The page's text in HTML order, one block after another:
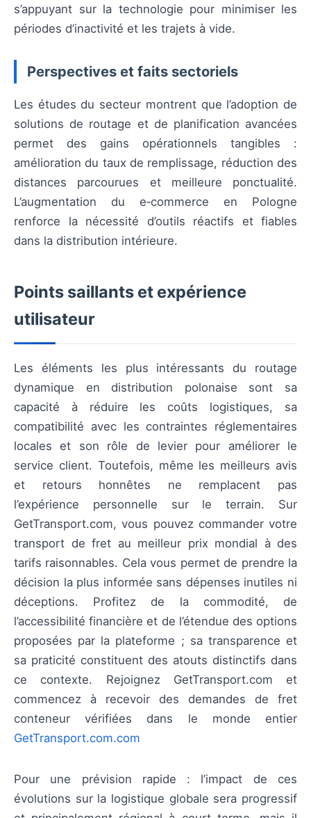
s’appuyant sur la technologie pour minimiser les
périodes d’inactivité et les trajets à vide.
Perspectives et faits sectoriels
Les études du secteur montrent que l’adoption de
solutions de routage et de planification avancées
permet des gains opérationnels tangibles :
amélioration du taux de remplissage, réduction des
distances parcourues et meilleure ponctualité.
L’augmentation du e‑commerce en Pologne
renforce la nécessité d’outils réactifs et fiables
dans la distribution intérieure.
Points saillants et expérience
utilisateur
Les éléments les plus intéressants du routage
dynamique en distribution polonaise sont sa
capacité à réduire les coûts logistiques, sa
compatibilité avec les contraintes réglementaires
locales et son rôle de levier pour améliorer le
service client. Toutefois, même les meilleurs avis
et retours honnêtes ne remplacent pas
l’expérience personnelle sur le terrain. Sur
GetTransport.com, vous pouvez commander votre
transport de fret au meilleur prix mondial à des
tarifs raisonnables. Cela vous permet de prendre la
décision la plus informée sans dépenses inutiles ni
déceptions. Profitez de la commodité, de
l’accessibilité financière et de l’étendue des options
proposées par la plateforme ; sa transparence et
sa praticité constituent des atouts distinctifs dans
ce contexte. Rejoignez GetTransport.com et
commencez à recevoir des demandes de fret
conteneur vérifiées dans le monde entier
GetTransport.com.com
Pour une prévision rapide : l’impact de ces
évolutions sur la logistique globale sera progressif